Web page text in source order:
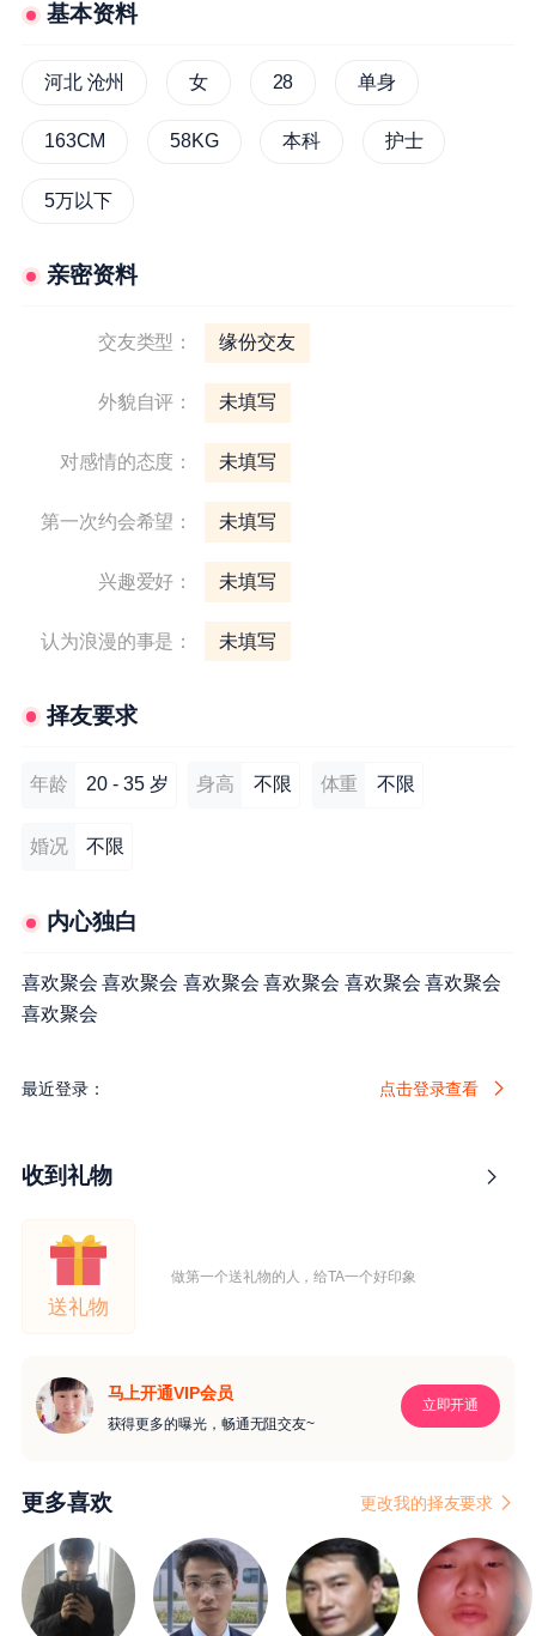
基本资料
河北 沧州 女 28 单身
163CM 58KG 本科 护士
5万以下
亲密资料
交友类型： 缘份交友
外貌自评： 未填写
对感情的态度： 未填写
第一次约会希望： 未填写
兴趣爱好： 未填写
认为浪漫的事是： 未填写
择友要求
年龄 20 - 35 岁 身高 不限 体重 不限
婚况 不限
内心独白
喜欢聚会 喜欢聚会 喜欢聚会 喜欢聚会 喜欢聚会 喜欢聚会
喜欢聚会
最近登录： 点击登录查看
收到礼物
送礼物
做第一个送礼物的人，给TA一个好印象
马上开通VIP会员
获得更多的曝光，畅通无阻交友~
立即开通
更多喜欢 更改我的择友要求